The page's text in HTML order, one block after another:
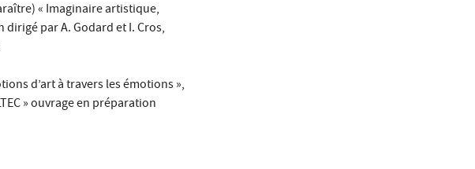
« Imaginaire artistique,
par A. Godard et I. Cros,
d’art à travers les émotions »,
» ouvrage en préparation